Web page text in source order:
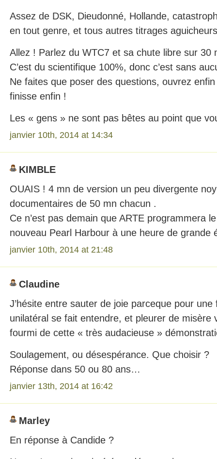
Assez de DSK, Dieudonné, Hollande,
en tout genre, et tous autres titrages
Allez ! Parlez du WTC7 et sa chute libre sur 30
C’est du scientifique 100%, donc c’est sans
Ne faites que poser des questions, ouvrez
finisse enfin !
Les « gens » ne sont pas bêtes au point que
janvier 10th, 2014 at 14:34
KIMBLE
OUAIS ! 4 mn de version un peu divergente
documentaires de 50 mn chacun .
Ce n’est pas demain que ARTE programmera
nouveau Pearl Harbour à une heure de grande
janvier 10th, 2014 at 21:48
Claudine
J’hésite entre sauter de joie parceque pour
unilatéral se fait entendre, et pleurer de misère
fourmi de cette « très audacieuse »
Soulagement, ou désespérance. Que choisir ?
Réponse dans 50 ou 80 ans…
janvier 13th, 2014 at 16:42
Marley
En réponse à Candide ?